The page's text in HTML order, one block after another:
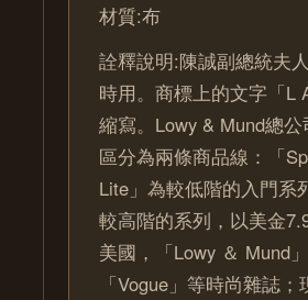
材質:布
詮釋說明:陳誠副總統夫
時用。商標上的文字「L
縮寫。Lowy & Mund總
區分為兩條商品線：「
Lite」為較低階的入門系
較高階的系列，以美金
美國，「Lowy ＆ Mund
「Vogue」等時尚雜誌